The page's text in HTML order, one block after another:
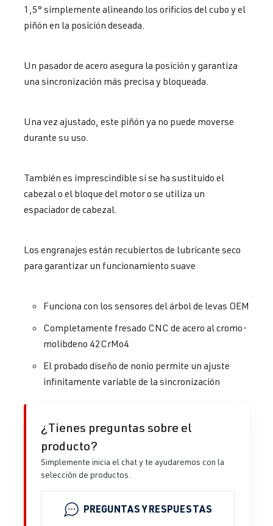
1,5° simplemente alineando los orificios del cubo y el
piñón en la posición deseada.
Un pasador de acero asegura la posición y garantiza
una sincronización más precisa y bloqueada.
Una vez ajustado, este piñón ya no puede moverse
durante su uso.
También es imprescindible si se ha sustituido el
cabezal o el bloque del motor o se utiliza un
espaciador de cabezal.
Los engranajes están recubiertos de lubricante seco
para garantizar un funcionamiento suave
Funciona con los sensores del árbol de levas OEM
Completamente fresado CNC de acero al cromo-
molibdeno 42CrMo4
El probado diseño de nonio permite un ajuste
infinitamente variable de la sincronización
¿Tienes preguntas sobre el
producto?
Simplemente inicia el chat y te ayudaremos con la
selección de productos.
PREGUNTAS Y RESPUESTAS